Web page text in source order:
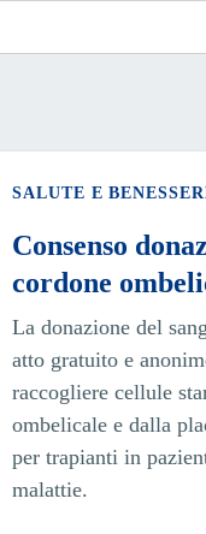
SALUTE E
Consenso
cordone
La donazione del
atto gratuito e
raccogliere cellule
ombelicale e dalla
per trapianti in
malattie.